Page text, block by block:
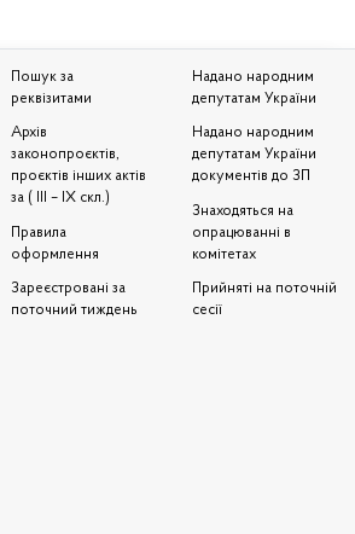
Пошук за
реквізитами
Архів
законопроєктів,
проєктів інших актів
за ( III – IX скл.)
Правила
оформлення
Зареєстровані за
поточний тиждень
Надано народним
депутатам України
Надано народним
депутатам України
документів до ЗП
Знаходяться на
опрацюванні в
комітетах
Прийняті на поточній
сесії